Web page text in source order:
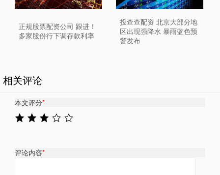
正规股票配资公司 跟进！
多家股份行下调存款利率
投查查配资 北京大部分地
区出现强降水 暴雨蓝色预
警发布
相关评论
本文评分*
评论内容*